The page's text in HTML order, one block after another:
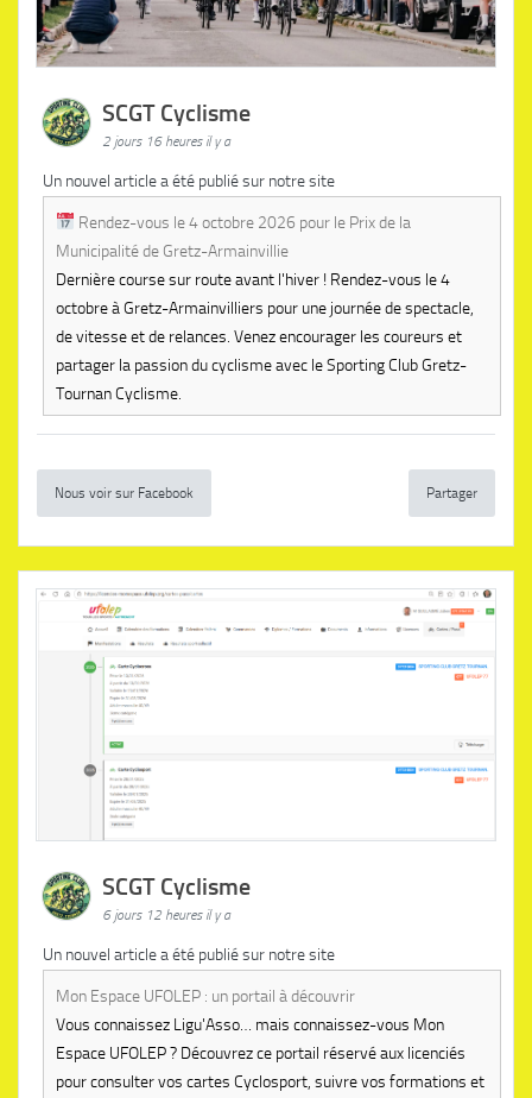
SCGT Cyclisme
2 jours 16 heures il y a
Un nouvel article a été publié sur notre site
Rendez-vous le 4 octobre 2026 pour le Prix de la
Municipalité de Gretz-Armainvillie
Dernière course sur route avant l'hiver ! Rendez-vous le 4
octobre à Gretz-Armainvilliers pour une journée de spectacle,
de vitesse et de relances. Venez encourager les coureurs et
partager la passion du cyclisme avec le Sporting Club Gretz-
Tournan Cyclisme.
Nous voir sur Facebook Partager
SCGT Cyclisme
6 jours 12 heures il y a
Un nouvel article a été publié sur notre site
Mon Espace UFOLEP : un portail à découvrir
Vous connaissez Ligu'Asso… mais connaissez-vous Mon
Espace UFOLEP ? Découvrez ce portail réservé aux licenciés
pour consulter vos cartes Cyclosport, suivre vos formations et